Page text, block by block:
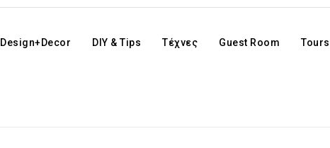
Design+Decor DIY & Tips Τέχνες Guest Room Tours